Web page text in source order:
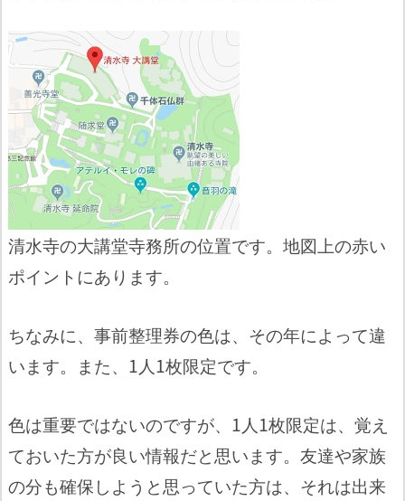
清水寺の大講堂寺務所の位置です。地図上の赤い
ポイントにあります。
ちなみに、事前整理券の色は、その年によって違
います。また、1人1枚限定です。
色は重要ではないのですが、1人1枚限定は、覚え
ておいた方が良い情報だと思います。友達や家族
の分も確保しようと思っていた方は、それは出来